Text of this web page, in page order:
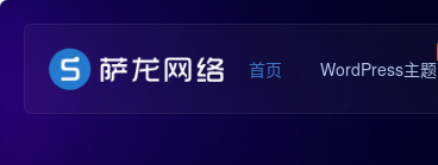
首页 WordPress主题